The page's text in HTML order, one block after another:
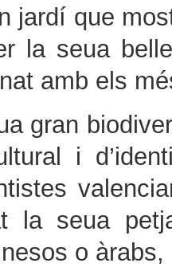
jardí que
la seua
amb els
gran
i
la seua
o